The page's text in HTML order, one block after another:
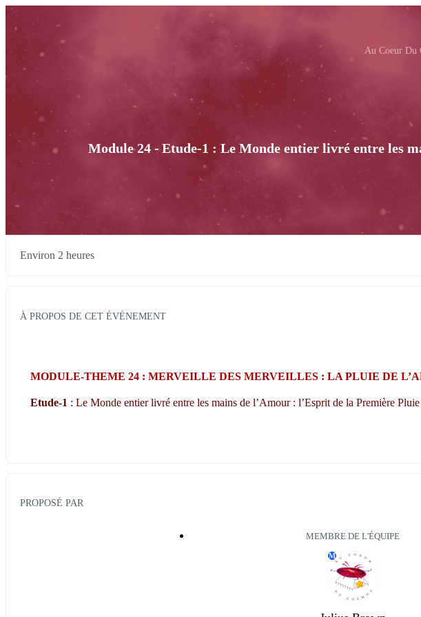
Au Coeur Du
Module 24 - Etude-1 : Le Monde entier livré entre les
Environ 2 heures
À PROPOS DE CET ÉVÉNEMENT
MODULE-THEME 24 : MERVEILLE DES MERVEILLES : LA PLUIE DE
Etude-1 : Le Monde entier livré entre les mains de l’Amour : l’Esprit de la Première
PROPOSÉ PAR
MEMBRE DE L'ÉQUIPE
M